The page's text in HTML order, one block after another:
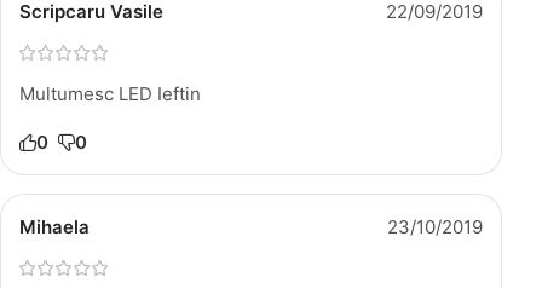
Scripcaru Vasile 22/09/2019
Multumesc LED Ieftin
0 0
Mihaela 23/10/2019